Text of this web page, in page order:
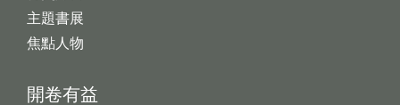
開卷有益
主題書展
焦點人物